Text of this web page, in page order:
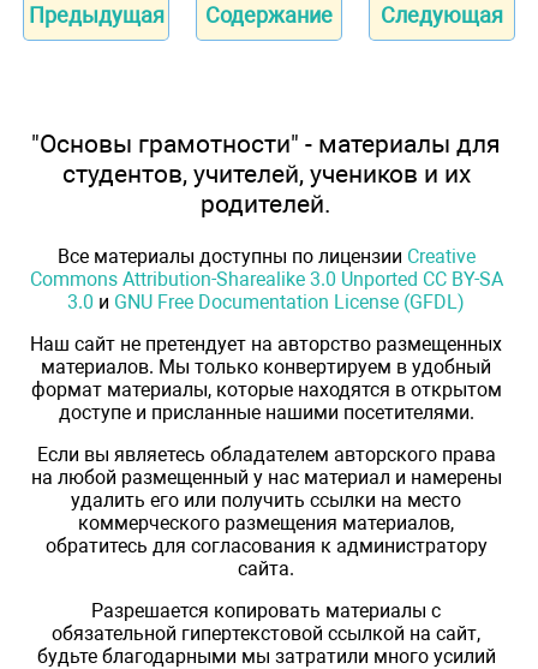
Предыдущая Содержание Следующая
"Основы грамотности" - материалы для
студентов, учителей, учеников и их
родителей.
Все материалы доступны по лицензии Creative
Commons Attribution-Sharealike 3.0 Unported CC BY-SA
3.0 и GNU Free Documentation License (GFDL)
Наш сайт не претендует на авторство размещенных
материалов. Мы только конвертируем в удобный
формат материалы, которые находятся в открытом
доступе и присланные нашими посетителями.
Если вы являетесь обладателем авторского права
на любой размещенный у нас материал и намерены
удалить его или получить ссылки на место
коммерческого размещения материалов,
обратитесь для согласования к администратору
сайта.
Разрешается копировать материалы с
обязательной гипертекстовой ссылкой на сайт,
будьте благодарными мы затратили много усилий